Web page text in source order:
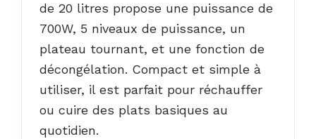
de 20 litres propose une puissance de
700W, 5 niveaux de puissance, un
plateau tournant, et une fonction de
décongélation. Compact et simple à
utiliser, il est parfait pour réchauffer
ou cuire des plats basiques au
quotidien.